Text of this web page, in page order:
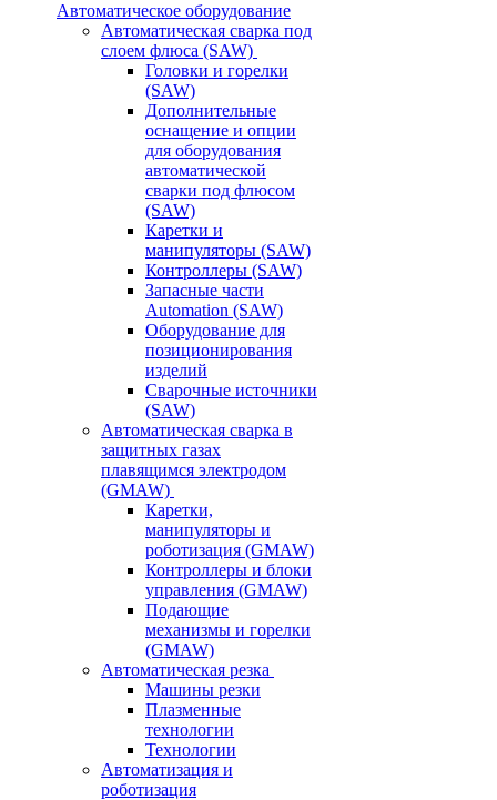
Автоматическое оборудование
Автоматическая сварка под
слоем флюса (SAW)
Головки и горелки
(SAW)
Дополнительные
оснащение и опции
для оборудования
автоматической
сварки под флюсом
(SAW)
Каретки и
манипуляторы (SAW)
Контроллеры (SAW)
Запасные части
Automation (SAW)
Оборудование для
позиционирования
изделий
Сварочные источники
(SAW)
Автоматическая сварка в
защитных газах
плавящимся электродом
(GMAW)
Каретки,
манипуляторы и
роботизация (GMAW)
Контроллеры и блоки
управления (GMAW)
Подающие
механизмы и горелки
(GMAW)
Автоматическая резка
Машины резки
Плазменные
технологии
Технологии
Автоматизация и
роботизация